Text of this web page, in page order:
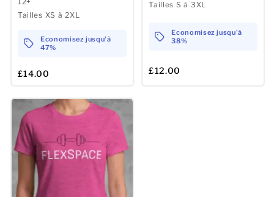
Tailles XS à 2XL
Economisez jusqu'à
47%
£14.00
Tailles S à 3XL
Economisez jusqu'à
38%
£12.00